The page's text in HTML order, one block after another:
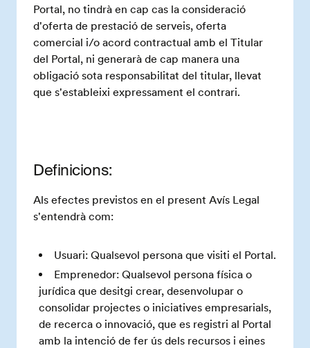
Portal, no tindrà en cap cas la consideració
d'oferta de prestació de serveis, oferta
comercial i/o acord contractual amb el Titular
del Portal, ni generarà de cap manera una
obligació sota responsabilitat del titular, llevat
que s'estableixi expressament el contrari.
Definicions:
Als efectes previstos en el present Avís Legal
s'entendrà com:
Usuari: Qualsevol persona que visiti el Portal.
Emprenedor: Qualsevol persona física o
jurídica que desitgi crear, desenvolupar o
consolidar projectes o iniciatives empresarials,
de recerca o innovació, que es registri al Portal
amb la intenció de fer ús dels recursos i eines